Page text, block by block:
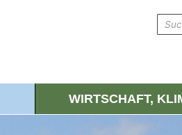
WIRTSCHAFT,